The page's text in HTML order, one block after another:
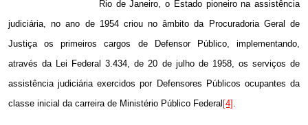
Rio de Janeiro, o Estado pioneiro na assistência
judiciária, no ano de 1954 criou no âmbito da Procuradoria Geral de
Justiça os primeiros cargos de Defensor Público, implementando,
através da Lei Federal 3.434, de 20 de julho de 1958, os serviços de
assistência judiciária exercidos por Defensores Públicos ocupantes da
classe inicial da carreira de Ministério Público Federal [4] .